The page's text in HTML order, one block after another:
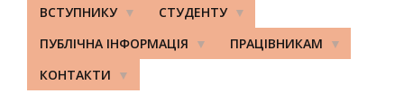
ВСТУПНИКУ
СТУДЕНТУ
ПУБЛІЧНА ІНФОРМАЦІЯ
ПРАЦІВНИКАМ
КОНТАКТИ